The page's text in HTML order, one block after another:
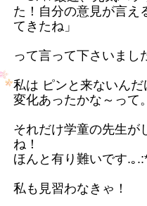
た！自分の意見が言え
てきたね」
って言って下さいまし
私は ピンと来ないん
変化あったかな～って
それだけ学童の先生が
ね！
ほんと有り難いです.｡
私も見習わなきゃ！